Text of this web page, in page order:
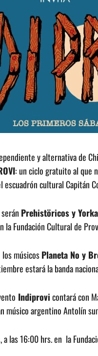
y alternativa de
: un ciclo gratuito al que
cultural Capitán
Prehistöricos y Yorka
la Fundación Cultural de
los músicosPlaneta No y
estará la banda
Indiprovicontará con
músico argentino Antolín
a las 16:00 hrs. en la